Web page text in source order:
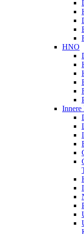
HNO
Innere